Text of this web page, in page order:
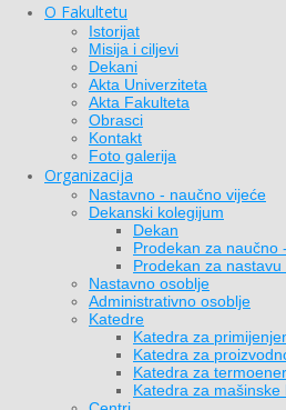
O Fakultetu
Istorijat
Misija i ciljevi
Dekani
Akta Univerziteta
Akta Fakulteta
Obrasci
Kontakt
Foto galerija
Organizacija
Nastavno - naučno vijeće
Dekanski kolegijum
Dekan
Prodekan za naučno
Prodekan za
Nastavno osoblje
Administrativno osoblje
Katedre
Katedra za
Katedra za
Katedra za
Katedra za mašinske